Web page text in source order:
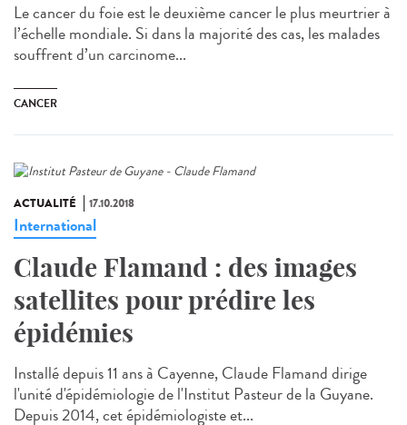
Le cancer du foie est le deuxième cancer le plus meurtrier à
l’échelle mondiale. Si dans la majorité des cas, les malades
souffrent d’un carcinome...
CANCER
ACTUALITÉ 17.10.2018
International
Claude Flamand : des images
satellites pour prédire les
épidémies
Installé depuis 11 ans à Cayenne, Claude Flamand dirige
l'unité d'épidémiologie de l'Institut Pasteur de la Guyane.
Depuis 2014, cet épidémiologiste et...